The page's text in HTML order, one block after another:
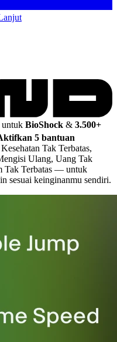
untuk BioShock & 3.500+
5 bantuan
Tak Terbatas,
Ulang, Uang Tak
Tak Terbatas — untuk
sesuai keinginanmu sendiri.